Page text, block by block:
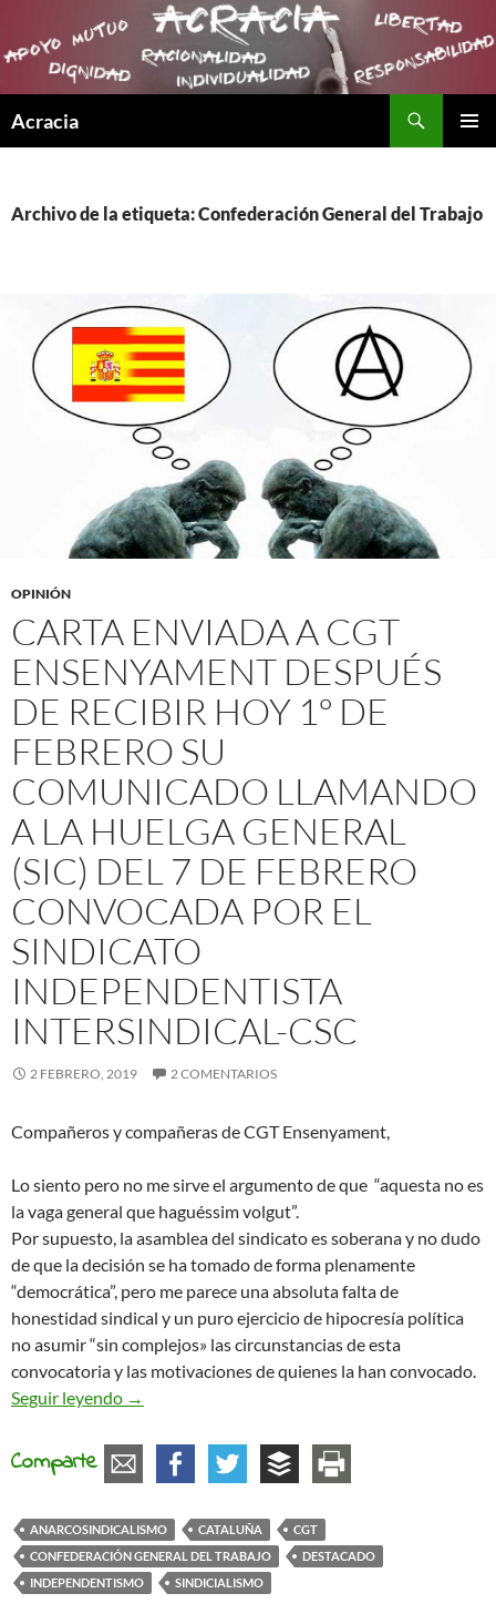
Acracia
Archivo de la etiqueta: Confederación General del Trabajo
OPINIÓN
CARTA ENVIADA A CGT
ENSENYAMENT DESPUÉS
DE RECIBIR HOY 1º DE
FEBRERO SU
COMUNICADO LLAMANDO
A LA HUELGA GENERAL
(SIC) DEL 7 DE FEBRERO
CONVOCADA POR EL
SINDICATO
INDEPENDENTISTA
INTERSINDICAL-CSC
2 FEBRERO, 2019 2 COMENTARIOS
Compañeros y compañeras de CGT Ensenyament,
Lo siento pero no me sirve el argumento de que “aquesta no es
la vaga general que haguéssim volgut”.
Por supuesto, la asamblea del sindicato es soberana y no dudo
de que la decisión se ha tomado de forma plenamente
“democrática”, pero me parece una absoluta falta de
honestidad sindical y un puro ejercicio de hipocresía política
no asumir “sin complejos» las circunstancias de esta
convocatoria y las motivaciones de quienes la han convocado.
Seguir leyendo Carta enviada a CGT Ensenyament después
→
Comparte
ANARCOSINDICALISMO CATALUÑA
CGT
CONFEDERACIÓN GENERAL DEL TRABAJO
DESTACADO
INDEPENDENTISMO
SINDICIALISMO